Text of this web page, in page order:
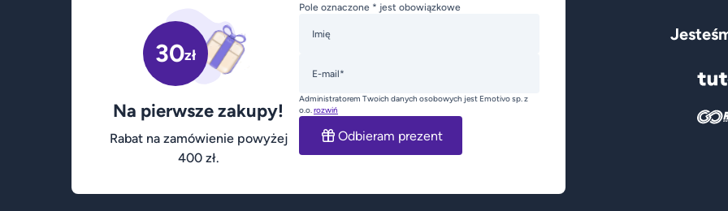
30zł
Na pierwsze zakupy!
Rabat na zamówienie powyżej
400 zł.
Pole oznaczone * jest obowiązkowe
Imię
E-mail*
Administratorem Twoich danych osobowych jest Emotivo sp. z
o.o.rozwiń
Odbieram prezent